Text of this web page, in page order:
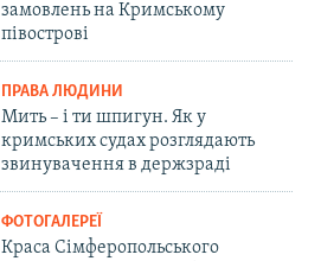
замовлень на Кримському
півострові
ПРАВА ЛЮДИНИ
Мить – і ти шпигун. Як у
кримських судах розглядають
звинувачення в держзраді
ФОТОГАЛЕРЕЇ
Краса Сімферопольського